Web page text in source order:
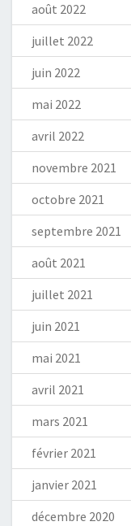
août 2022
juillet 2022
juin 2022
mai 2022
avril 2022
novembre 2021
octobre 2021
septembre 2021
août 2021
juillet 2021
juin 2021
mai 2021
avril 2021
mars 2021
février 2021
janvier 2021
décembre 2020